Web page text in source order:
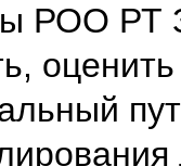
РОО РТ